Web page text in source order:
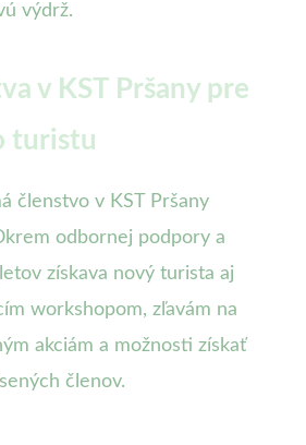
výdrž.
v KST Pršany pre
turistu
členstvo v KST Pršany
odbornej podpory a
získava nový turista aj
workshopom, zľavám na
akciám a možnosti získať
členov.